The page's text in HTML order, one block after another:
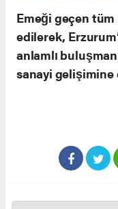
Emeği geçen
edilerek,
anlamlı
sanayi gelişimine